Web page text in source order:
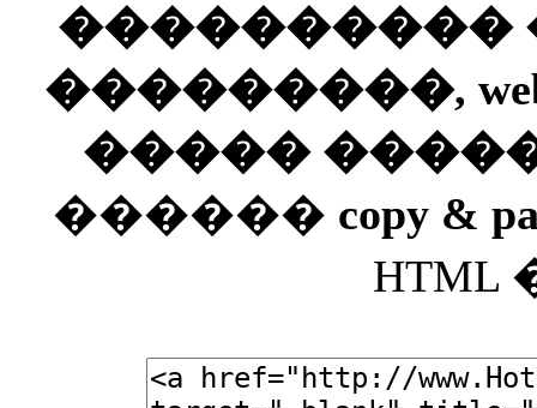
����������
���������,
�����
������ copy &